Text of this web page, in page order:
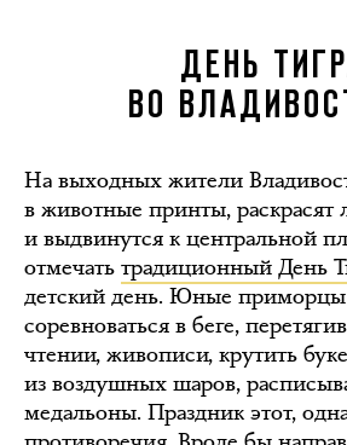
ДЕНЬ
ВО
На выходных жители
в животные принты, раскрасят
и выдвинутся к центральной
отмечать традиционный День
детский день. Юные приморцы
соревноваться в беге,
чтении, живописи, крутить
из воздушных шаров,
медальоны. Праздник этот,